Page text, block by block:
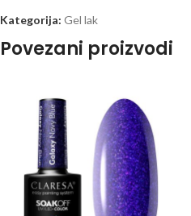
Kategorija: Gel lak
Povezani proizvodi